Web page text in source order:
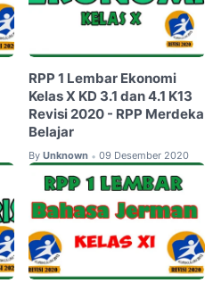
RPP 1 Lembar Ekonomi
Kelas X KD 3.1 dan 4.1 K13
Revisi 2020 - RPP Merdeka
Belajar
By Unknown • 09 Desember 2020